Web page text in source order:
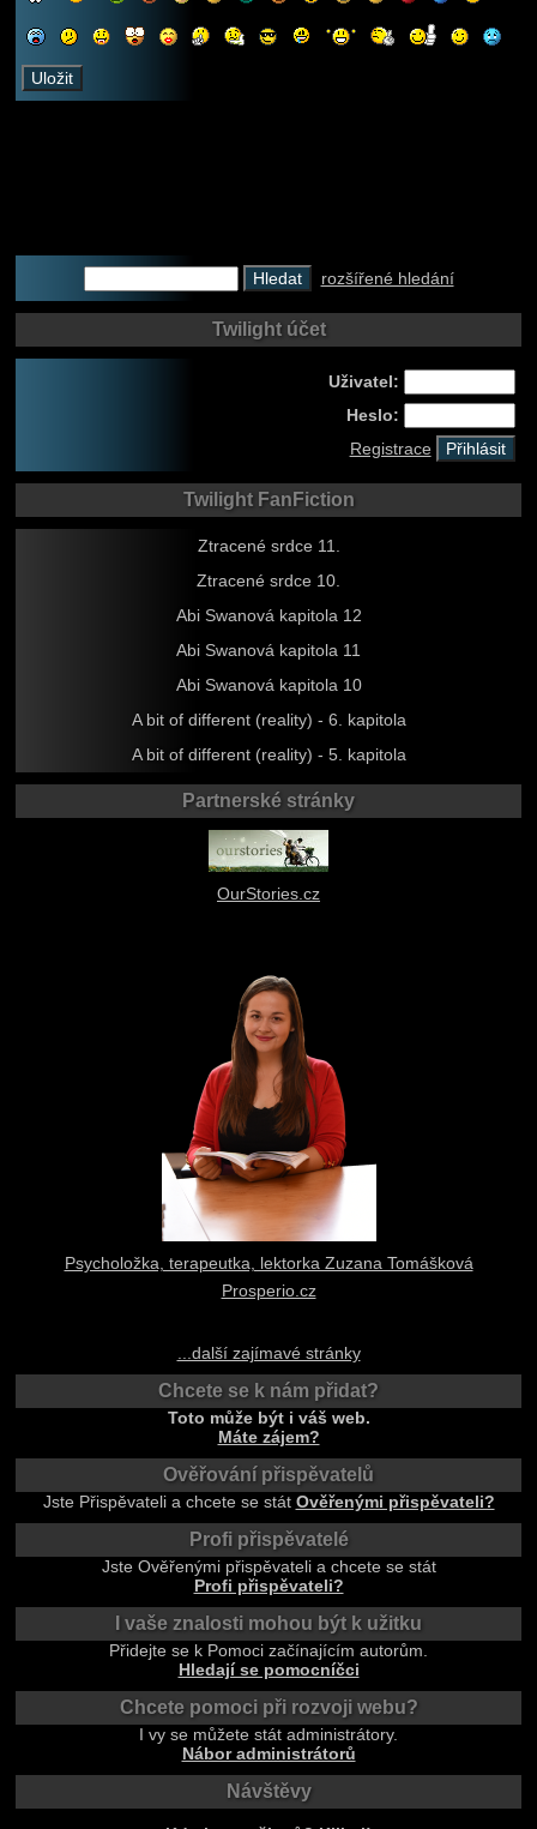
rozšířené hledání
Twilight účet
Uživatel:
Heslo:
Registrace
Twilight FanFiction
Ztracené srdce 11.
Ztracené srdce 10.
Abi Swanová kapitola 12
Abi Swanová kapitola 11
Abi Swanová kapitola 10
A bit of different (reality) - 6. kapitola
A bit of different (reality) - 5. kapitola
Partnerské stránky
OurStories.cz
Psycholožka, terapeutka, lektorka Zuzana Tomášková
Prosperio.cz
...další zajímavé stránky
Chcete se k nám přidat?
Toto může být i váš web.
Máte zájem?
Ověřování přispěvatelů
Jste Přispěvateli a chcete se stát Ověřenými přispěvateli?
Profi přispěvatelé
Jste Ověřenými přispěvateli a chcete se stát
Profi přispěvateli?
I vaše znalosti mohou být k užitku
Přidejte se k Pomoci začínajícím autorům.
Hledají se pomocníčci
Chcete pomoci při rozvoji webu?
I vy se můžete stát administrátory.
Nábor administrátorů
Návštěvy